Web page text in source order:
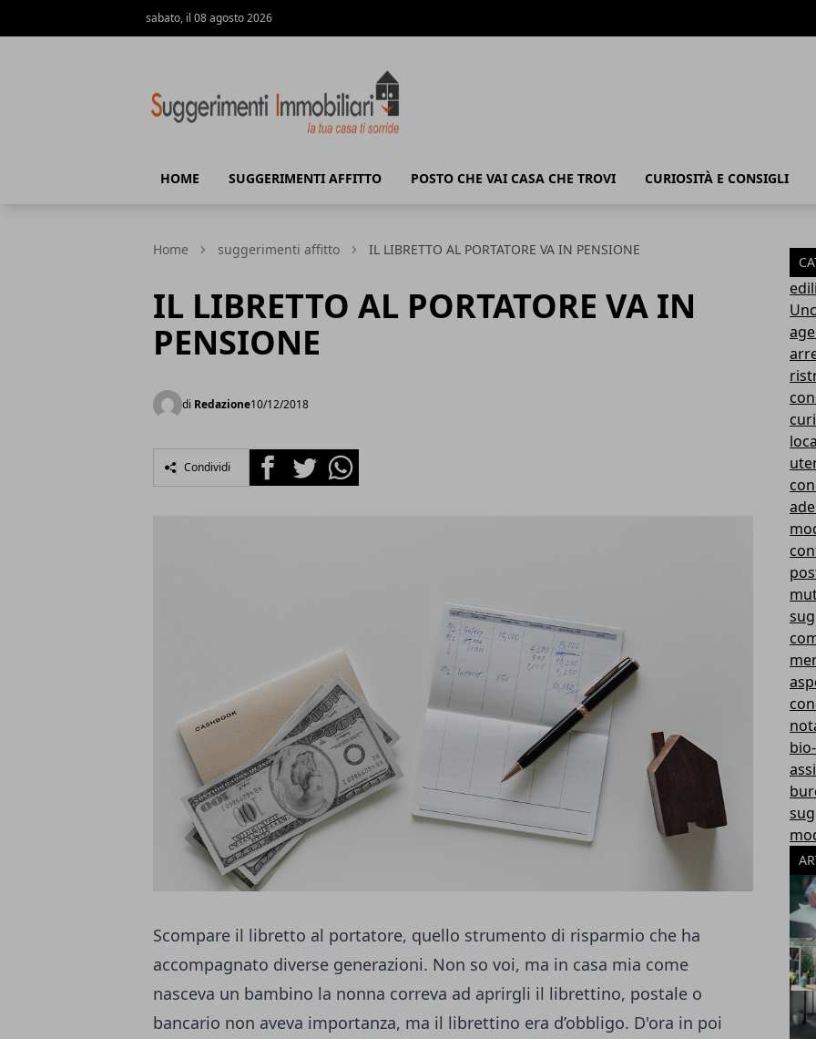
sabato, il 08 agosto 2026
HOME SUGGERIMENTI AFFITTO POSTO CHE VAI CASA CHE TROVI CURIOSITÀ E CONSIGLI
Home suggerimenti affitto IL LIBRETTO AL PORTATORE VA IN PENSIONE
IL LIBRETTO AL PORTATORE VA IN
PENSIONE
di Redazione10/12/2018
Condividi FacebookTwitterWhatsapp
Scompare il libretto al portatore, quello strumento di risparmio che ha
accompagnato diverse generazioni. Non so voi, ma in casa mia come
nasceva un bambino la nonna correva ad aprirgli il librettino, postale o
bancario non aveva importanza, ma il librettino era d’obbligo. D'ora in poi